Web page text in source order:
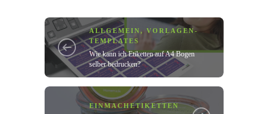
ALLGEMEIN,VORLAGEN-
TEMPLATES
Wie kann ich Etiketten auf A4 Bogen
selber bedrucken?
EINMACHETIKETTEN